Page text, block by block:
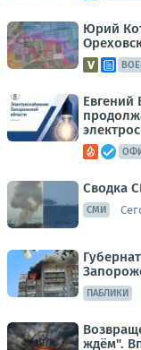
Юрий
Евгений
Сводка
СМИ
ПАБЛИКИ
ждём".